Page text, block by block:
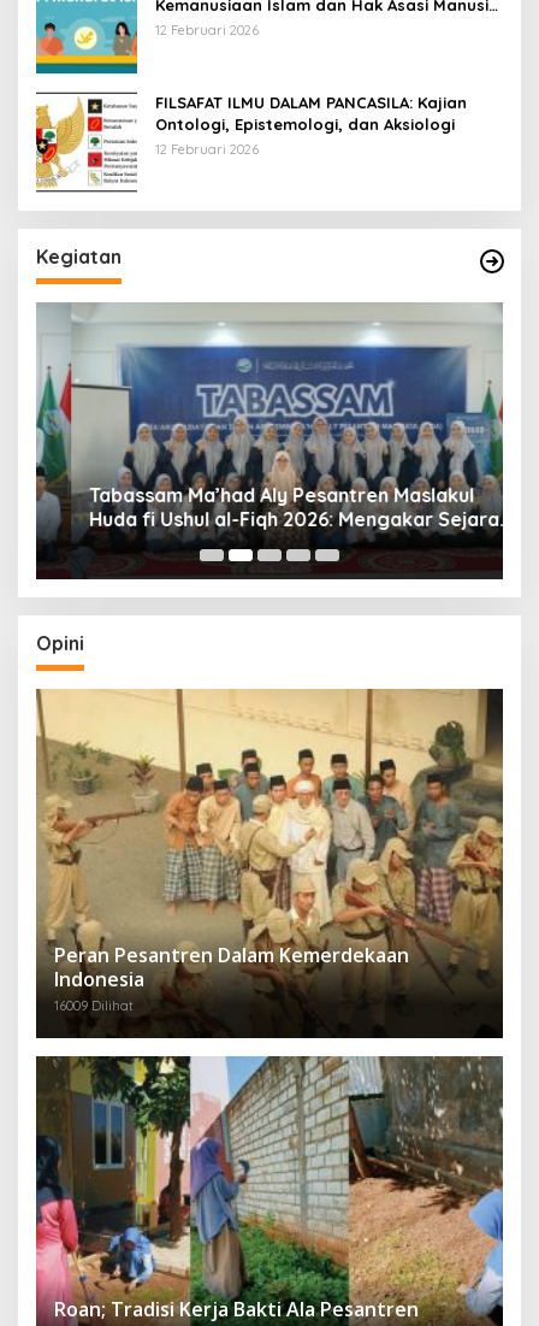
Kemanusiaan Islam dan Hak Asasi Manusia
Universal
12 Februari 2026
FILSAFAT ILMU DALAM PANCASILA: Kajian
Ontologi, Epistemologi, dan Aksiologi
12 Februari 2026
Kegiatan
Tabassam Ma’had Aly Pesantren Maslakul
Huda fi Ushul al-Fiqh 2026: Mengakar Sejarah,
Menjangkau Peradaban”
Opini
Peran Pesantren Dalam Kemerdekaan
Indonesia
16009 Dilihat
Roan; Tradisi Kerja Bakti Ala Pesantren